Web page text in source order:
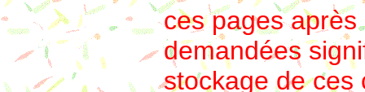
ces pages
demandées
stockage de ces